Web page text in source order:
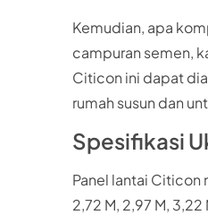
Kemudian, apa
campuran semen,
Citicon ini dapat
rumah susun dan
Spesifikasi
Panel lantai Citicon
2,72 M, 2,97 M,